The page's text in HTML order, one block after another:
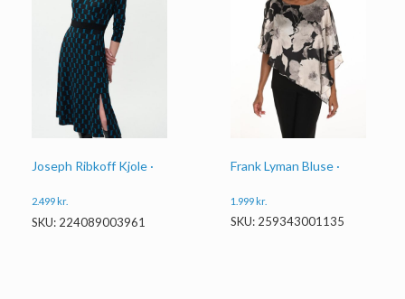
Joseph Ribkoff Kjole ·
2.499kr.
SKU: 224089003961
Frank Lyman Bluse ·
1.999kr.
SKU: 259343001135